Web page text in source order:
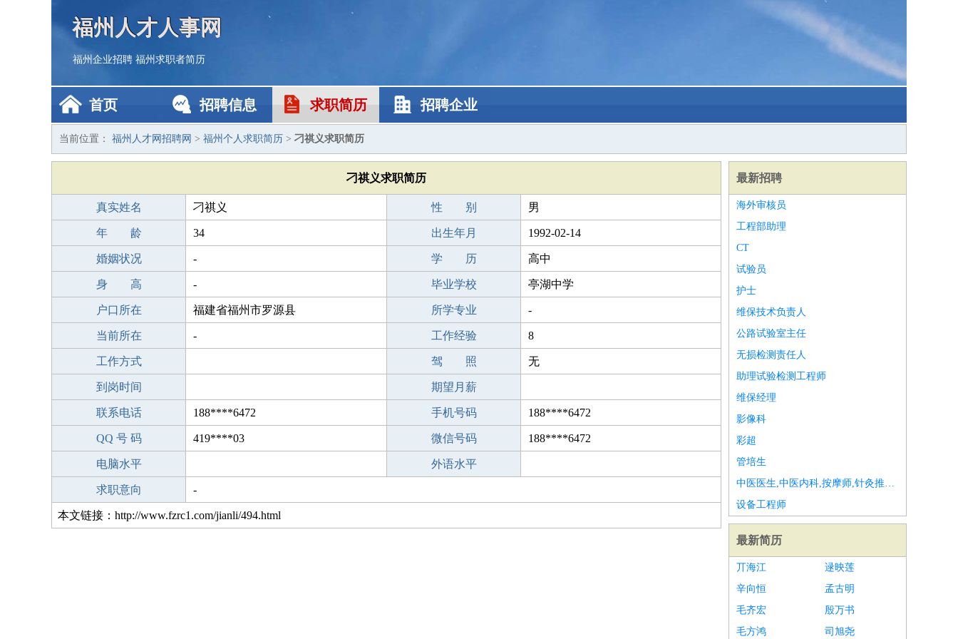
福州人才人事网
福州企业招聘 福州求职者简历
首页 招聘信息 求职简历 招聘企业
当前位置： 福州人才网招聘网 > 福州个人求职简历 > 刁祺义求职简历
刁祺义求职简历
真实姓名 刁祺义 性 别 男
年 龄 34 出生年月 1992-02-14
婚姻状况 - 学 历 高中
身 高 - 毕业学校 亭湖中学
户口所在 福建省福州市罗源县 所学专业 -
当前所在 - 工作经验 8
工作方式 驾 照 无
到岗时间 期望月薪
联系电话 188****6472 手机号码 188****6472
QQ 号 码 419****03 微信号码 188****6472
电脑水平 外语水平
求职意向 -
本文链接：http://www.fzrc1.com/jianli/494.html
最新招聘
海外审核员
工程部助理
CT
试验员
护士
维保技术负责人
公路试验室主任
无损检测责任人
助理试验检测工程师
维保经理
影像科
彩超
管培生
中医医生,中医内科,按摩师,针灸推拿,中医骨伤科,中西医结合
设备工程师
最新简历
丌海江
逯映莲
辛向恒
孟古明
毛齐宏
殷万书
毛方鸿
司旭尧